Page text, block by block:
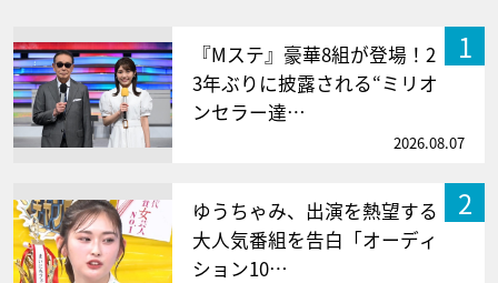
1
『Mステ』豪華8組が登場！2
3年ぶりに披露される“ミリオ
ンセラー達…
2026.08.07
2
ゆうちゃみ、出演を熱望する
大人気番組を告白「オーディ
ション10…